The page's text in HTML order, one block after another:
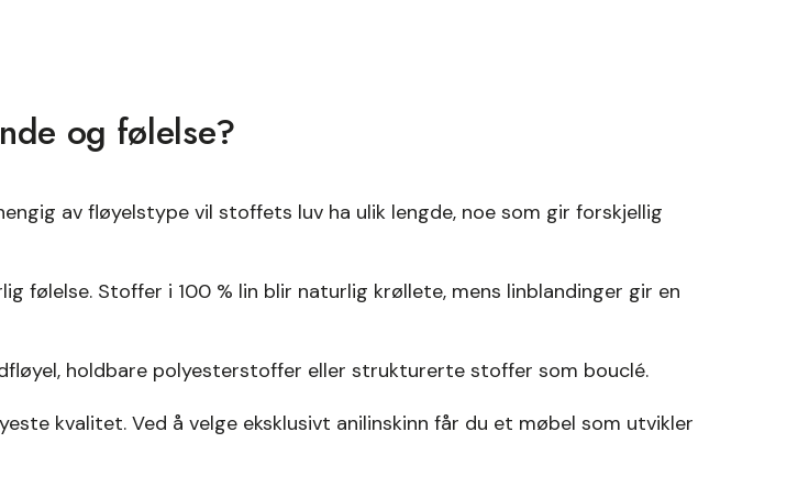
og følelse?
av fløyelstype vil stoffets luv ha ulik lengde, noe som gir forskjellig
følelse. Stoffer i 100 % lin blir naturlig krøllete, mens linblandinger gir en
holdbare polyesterstoffer eller strukturerte stoffer som bouclé.
kvalitet. Ved å velge eksklusivt anilinskinn får du et møbel som utvikler